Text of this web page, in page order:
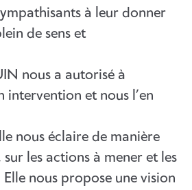
à leur donner
de sens et
nous a autorisé à
intervention et nous l’en
nous éclaire de manière
les actions à mener et les
nous propose une vision